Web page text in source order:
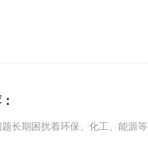
长期困扰着环保、化工、能源